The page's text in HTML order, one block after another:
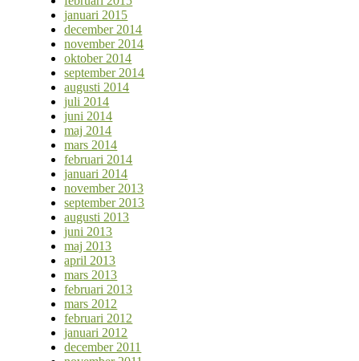
januari 2015
december 2014
november 2014
oktober 2014
september 2014
augusti 2014
juli 2014
juni 2014
maj 2014
mars 2014
februari 2014
januari 2014
november 2013
september 2013
augusti 2013
juni 2013
maj 2013
april 2013
mars 2013
februari 2013
mars 2012
februari 2012
januari 2012
december 2011